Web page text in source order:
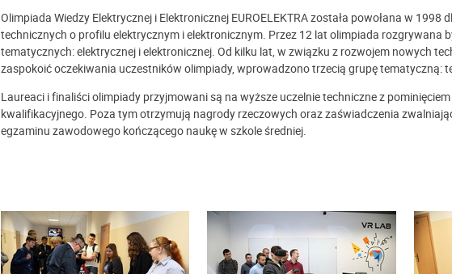
Olimpiada Wiedzy Elektrycznej i Elektronicznej EUROELEKTRA została powołana w 1998
technicznych o profilu elektrycznym i elektronicznym. Przez 12 lat olimpiada rozgrywana
tematycznych: elektrycznej i elektronicznej. Od kilku lat, w związku z rozwojem nowych
zaspokoić oczekiwania uczestników olimpiady, wprowadzono trzecią grupę tematyczną:
Laureaci i finaliści olimpiady przyjmowani są na wyższe uczelnie techniczne z
kwalifikacyjnego. Poza tym otrzymują nagrody rzeczowych oraz zaświadczenia
egzaminu zawodowego kończącego naukę w szkole średniej.